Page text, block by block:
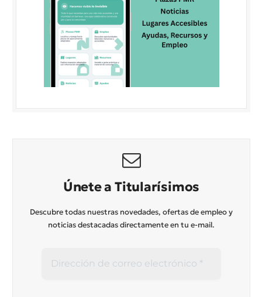
Únete a Titularísimos
Descubre todas nuestras novedades, ofertas de empleo y
noticias destacadas directamente en tu e-mail.